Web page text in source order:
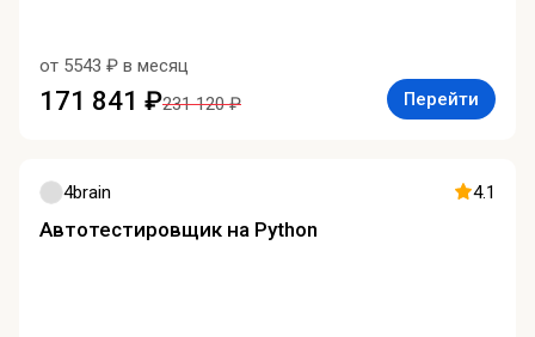
от 5543 ₽ в месяц
171 841 ₽231 120 ₽ Перейти
4brain 4.1
Автотестировщик на Python